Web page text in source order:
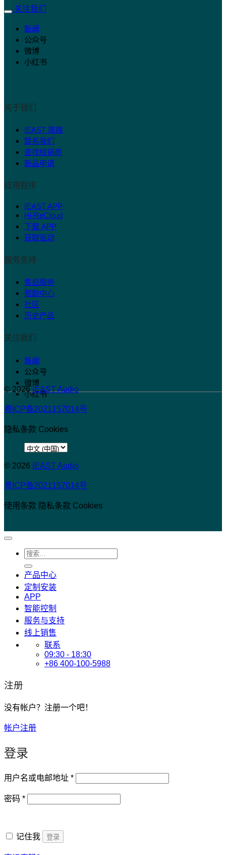
关注我们
新闻
公众号
微博
小红书
关于我们
IEAST 简族
联系我们
查找经销商
新品申请
应用程序
IEAST APP
Hi-ReCloud
下载 APP
获取驱动
服务支持
售后服务
帮助中心
社区
历史产品
关注我们
新闻
公众号
微博
小红书
© 2026iEAST Audio
粤ICP备2021157014号
隐私条款 Cookies
选
择
言
© 2026 iEAST Audio
粤ICP备2021157014号
使用条款 隐私条款 Cookies
搜
索：
产品中心
定制安装
APP
智能控制
服务与支持
线上销售
联系
09:30 - 18:30
+86 400-100-5988
注册
没有帐户？注册一个吧！
帐户注册
登录
用户名或电邮地址 *必
密码 *必
记住我 登录